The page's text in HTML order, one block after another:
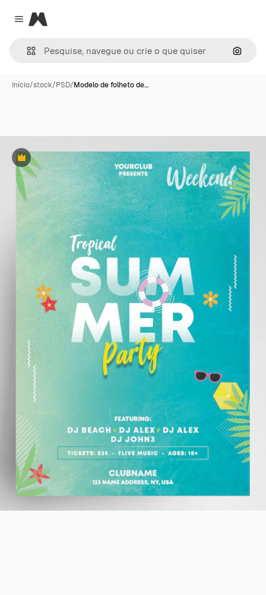
Close menu
Magnific
Início/stock/PSD/Modelo de folheto de…
Premium